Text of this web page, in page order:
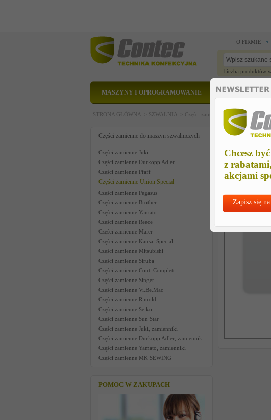
Chcesz
z
akcjami
Zapisz się
O FIRMIE
Liczba produktów
MASZYNY I OPROGRAMOWANIE
STRONA GŁÓWNA > SZWALNIA > Części zamienne do maszyn
Części zamienne do maszyn szwalniczych
Części zamienne Juki
Części zamienne Durkopp Adler
Części zamienne Pfaff
Części zamienne Union Special
Części zamienne Pegasus
Części zamienne Brother
Części zamienne Yamato
Części zamienne Reece
Części zamienne Maier
Części zamienne Kansai Special
Części zamienne Mitsubishi
Części zamienne Siruba
Części zamienne Conti Complett
Części zamienne Singer
Części zamienne Vi.Be.Mac
Części zamienne Rimoldi
Części zamienne Seiko
Części zamienne Sun Star
Części zamienne Juki, zamienniki
Części zamienne Durkopp Adler, zamienniki
Części zamienne Yamato, zamienniki
Części zamienne MK SEWING
POMOC W ZAKUPACH
connecting rod